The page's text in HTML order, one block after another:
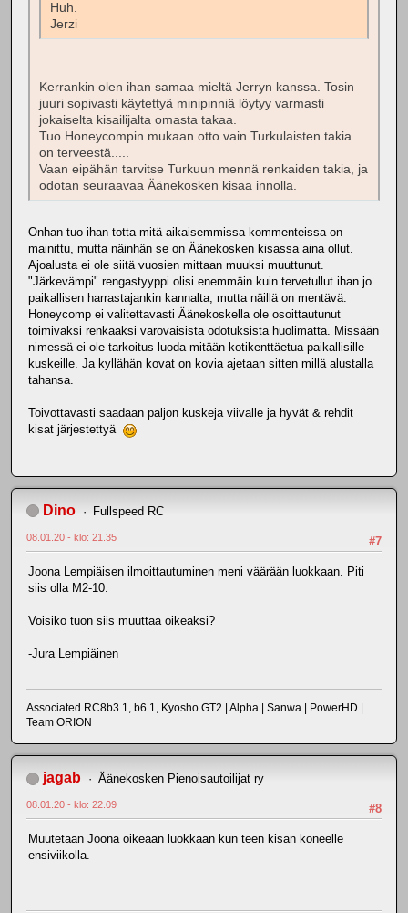
Huh.
Jerzi
Kerrankin olen ihan samaa mieltä Jerryn kanssa. Tosin
juuri sopivasti käytettyä minipinniä löytyy varmasti
jokaiselta kisailijalta omasta takaa.
Tuo Honeycompin mukaan otto vain Turkulaisten takia
on terveestä.....
Vaan eipähän tarvitse Turkuun mennä renkaiden takia, ja
odotan seuraavaa Äänekosken kisaa innolla.
Onhan tuo ihan totta mitä aikaisemmissa kommenteissa on
mainittu, mutta näinhän se on Äänekosken kisassa aina ollut.
Ajoalusta ei ole siitä vuosien mittaan muuksi muuttunut.
"Järkevämpi" rengastyyppi olisi enemmäin kuin tervetullut ihan jo
paikallisen harrastajankin kannalta, mutta näillä on mentävä.
Honeycomp ei valitettavasti Äänekoskella ole osoittautunut
toimivaksi renkaaksi varovaisista odotuksista huolimatta. Missään
nimessä ei ole tarkoitus luoda mitään kotikenttäetua paikallisille
kuskeille. Ja kyllähän kovat on kovia ajetaan sitten millä alustalla
tahansa.
Toivottavasti saadaan paljon kuskeja viivalle ja hyvät & rehdit
kisat järjestettyä
Dino Fullspeed RC
#7
08.01.20 - klo: 21.35
Joona Lempiäisen ilmoittautuminen meni väärään luokkaan. Piti
siis olla M2-10.
Voisiko tuon siis muuttaa oikeaksi?
-Jura Lempiäinen
Associated RC8b3.1, b6.1, Kyosho GT2 | Alpha | Sanwa | PowerHD |
Team ORION
jagab Äänekosken Pienoisautoilijat ry
#8
08.01.20 - klo: 22.09
Muutetaan Joona oikeaan luokkaan kun teen kisan koneelle
ensiviikolla.